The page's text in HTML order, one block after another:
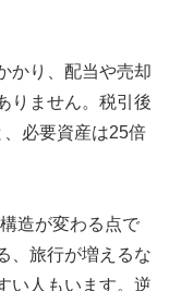
かり、配当や売却
りません。税引後
必要資産は25倍
造が変わる点で
、旅行が増えるな
い人もいます。逆